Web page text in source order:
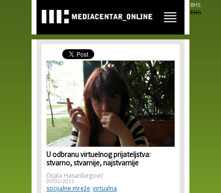
main
content
BHS
ENG
U odbranu virtuelnog prijateljstva:
stvarno, stvarnije, najstvarnije
Dijala Hasanbegović
09/05/2013
socijalne mreže virtualna